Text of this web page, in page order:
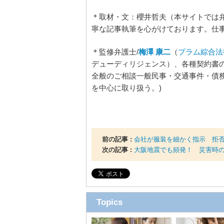
＊取材・文：櫻井哲夫（本サイトで
寧な記事執筆を心がけております。仕
＊監修弁護士/梅澤 康二 （プラム綜合
デューディリジェンス）、各種契約書
全般のご相談一般民事・交通事件・債
を中心に取り扱う。)
前の記事 : 会社が服装を細かく指示 拒
次の記事 : 大阪地震でも頻発！ 災害時
Topics